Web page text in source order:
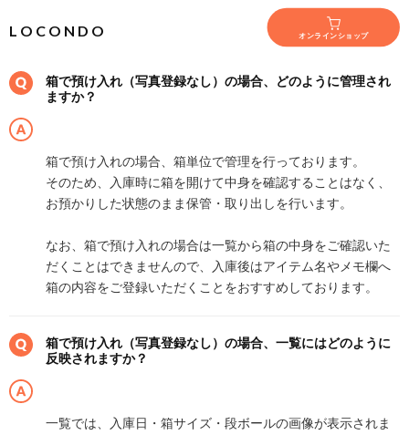
L O C O N D O オンラインショップ
箱で預け入れ（写真登録なし）の場合、どのように管理され
ますか？
箱で預け入れの場合、箱単位で管理を行っております。
そのため、入庫時に箱を開けて中身を確認することはなく、
お預かりした状態のまま保管・取り出しを行います。
なお、箱で預け入れの場合は一覧から箱の中身をご確認いた
だくことはできませんので、入庫後はアイテム名やメモ欄へ
箱の内容をご登録いただくことをおすすめしております。
箱で預け入れ（写真登録なし）の場合、一覧にはどのように
反映されますか？
一覧では、入庫日・箱サイズ・段ボールの画像が表示されま